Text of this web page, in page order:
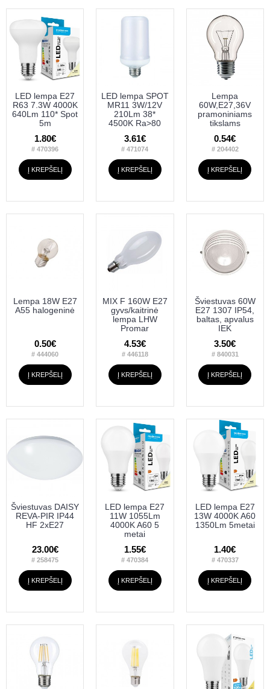
LED lempa E27
R63 7.3W 4000K
640Lm 110* Spot
5m
1.80€
# 470396
Į KREPŠELĮ
LED lempa SPOT
MR11 3W/12V
210Lm 38*
4500K Ra>80
3.61€
# 471074
Į KREPŠELĮ
Lempa
60W,E27,36V
pramoniniams
tikslams
0.54€
# 204402
Į KREPŠELĮ
Lempa 18W E27
A55 halogeninė
0.50€
# 444060
Į KREPŠELĮ
MIX F 160W E27
gyvs/kaitrinė
lempa LHW
Promar
4.53€
# 446118
Į KREPŠELĮ
Šviestuvas 60W
E27 1307 IP54,
baltas, apvalus
IEK
3.50€
# 840031
Į KREPŠELĮ
Šviestuvas DAISY
REVA-PIR IP44
HF 2xE27
23.00€
# 258475
Į KREPŠELĮ
LED lempa E27
11W 1055Lm
4000K A60 5
metai
1.55€
# 470384
Į KREPŠELĮ
LED lempa E27
13W 4000K A60
1350Lm 5metai
1.40€
# 470337
Į KREPŠELĮ